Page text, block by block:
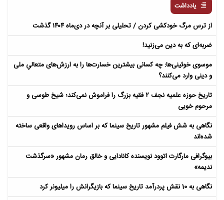
یادداشت
از ترس مرگ خودکشی کردن / تحلیلی بر آنچه در دی‌ماه ۱۴۰۴ گذشت
ضربه‌ای که به دین می‌زنید!
موسوی خوئینی‌ها: چه کسانی بیشترین خسارت‌ها را به ارزش‌های متعالیِ ملی
و دینی وارد می‌کنند؟
تاریخ حوزه علمیه نجف ۲ فقیه بزرگ را فراموش نمی‌کند؛ شیخ طوسی و
مرحوم خویی
نگاهی به شش فیلم مشهور تاریخ سینما که بر اساس رویداهای واقعی ساخته
شده‌اند
بیوگرافی مارگارت اتوود نویسنده کانادایی و خالق رمان مشهور «سرگذشت
ندیمه»
نگاهی به 10 نقش پردرآمد تاریخ سینما که بازیگرانش را میلیونر کرد